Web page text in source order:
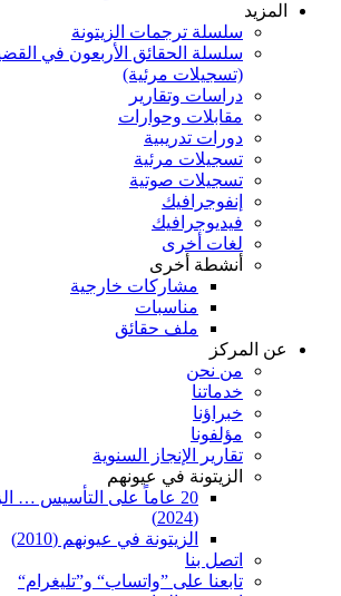
المزيد
سلسلة ترجمات الزيتونة
سلسلة الحقائق الأربعون في
(تسجيلات مرئية)
دراسات وتقارير
مقابلات وحوارات
دورات تدريبية
تسجيلات مرئية
تسجيلات صوتية
إنفوجرافيك
فيديوجرافيك
لغات أخرى
أنشطة أخرى
مشاركات خارجية
مناسبات
ملف حقائق
عن المركز
من نحن
خدماتنا
خبراؤنا
مؤلفونا
تقارير الإنجاز السنوية
الزيتونة في عيونهم
20 عاماً على التأسيس …
(2024)
الزيتونة في عيونهم (2010)
اتصل بنا
تابعنا على ”واتساب“ و”تليغرام“